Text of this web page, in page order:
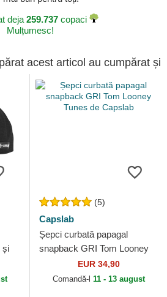
deja 259.737copaci
Mulțumesc!
acest articol au cumpărat și
și
(5)
Capslab
Șepci curbată papagal
snapback GRI Tom Looney
Tunes de Capslab
EUR 34,90
Comandă-l 11 - 13 august